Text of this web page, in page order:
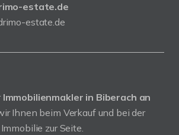
estate.de
estate.de
Immobilienmakler in Biberach an
Ihnen beim Verkauf und bei der
zur Seite.